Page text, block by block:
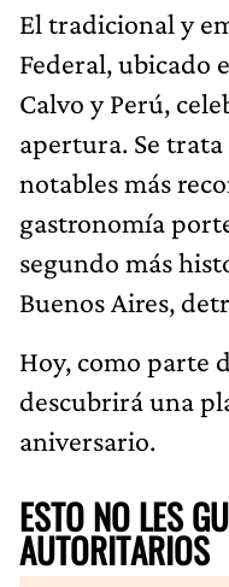
El tradicional y
Federal, ubicado
Calvo y Perú,
apertura. Se
notables más
gastronomía
segundo más
Buenos Aires,
Hoy, como parte
descubrirá una
aniversario.
ESTO NO LES
AUTORITARIOS